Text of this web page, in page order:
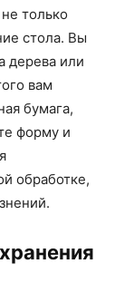
только
стола. Вы
дерева или
вам
бумага,
форму и
обработке,